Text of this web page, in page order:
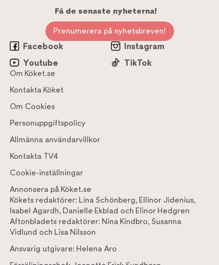
Få de senaste nyheterna!
Prenumerera på nyhetsbreven!
Facebook
Instagram
Youtube
TikTok
Om Köket.se
Kontakta Köket
Om Cookies
Personuppgiftspolicy
Allmänna användarvillkor
Kontakta TV4
Cookie-inställningar
Annonsera på Köket.se
Kökets redaktörer: Lina Schönberg, Ellinor Jidenius,
Isabel Agardh, Danielle Ekblad och Elinor Hedgren
Aftonbladets redaktörer: Nina Kindbro, Susanna
Vidlund och Lisa Nilsson
Ansvarig utgivare: Helena Aro